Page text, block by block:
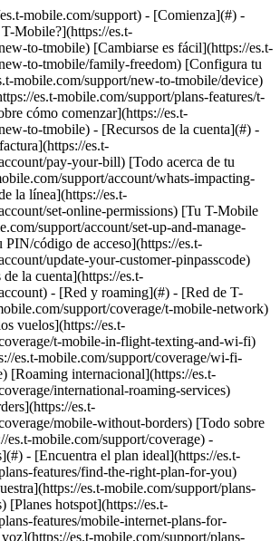
support/business) [ASISTENCIA](https://es.t-mobile.com/support) - [Comienza](#) - [¿Acabas de unirte a T-Mobile?](https://es.t-mobile.com/support/new-to-tmobile) - [Cambiarse es fácil](https://es.t-mobile.com/support/new-to-tmobile/family-freedom) - [Configura tu dispositivo](https://es.t-mobile.com/support/new-to-tmobile/device) - [Cómo usar la app](https://es.t-mobile.com/support/plans-features/t-mobile-app) - [Todo sobre cómo comenzar](https://es.t-mobile.com/support/new-to-tmobile) - [Recursos de la cuenta](#) - [Formas de pagar tu factura](https://es.t-mobile.com/support/account/pay-your-bill) - [Todo acerca de tu factura](https://es.t-mobile.com/support/account/whats-impacting-your-bill) - [Permisos de la línea](https://es.t-mobile.com/support/account/set-online-permissions) - [Tu T-Mobile ID](https://es.t-mobile.com/support/account/set-up-and-manage-your-t-mobile-id) - [Tu PIN/código de acceso](https://es.t-mobile.com/support/account/update-your-customer-pinpasscode) - [Todo sobre recursos de la cuenta](https://es.t-mobile.com/support/account) - [Red y roaming](#) - [Red de T-Mobile](https://es.t-mobile.com/support/coverage/t-mobile-network) - [Mensajes y wifi en los vuelos](https://es.t-mobile.com/support/coverage/t-mobile-in-flight-texting-and-wi-fi) - [Llamadas wifi](https://es.t-mobile.com/support/coverage/wi-fi-calling-from-t-mobile) - [Roaming internacional](https://es.t-mobile.com/support/coverage/international-roaming-services) - [Mobile Without Borders](https://es.t-mobile.com/support/coverage/mobile-without-borders) - [Todo sobre red y roaming](https://es.t-mobile.com/support/coverage) - [Asistencia de planes](#) - [Encuentra el plan ideal](https://es.t-mobile.com/support/plans-features/find-the-right-plan-for-you) - [Netflix por cuenta nuestra](https://es.t-mobile.com/support/plans-features/netflix-on-us) - [Planes hotspot](https://es.t-mobile.com/support/plans-features/mobile-internet-plans-for-hotspots) - [Correo de voz](https://es.t-mobile.com/support/plans-features/voicemail) - [Usa el Hotspot móvil](https://es.t-mobile.com/support/plans-features/smartphone-mobile-hotspot-wi-fi-sharing--tethering) - [Todo sobre asistencia de planes](https://es.t-mobile.com/support/plans-features) - [Asistencia de dispositivo](#) - [Tutoriales](https://es.t-mobile.com/support/tutorials) - [Resolución de problemas](https://es.t-mobile.com/support/phones-tablets-devices/troubleshooting) - [Desbloquear tu dispositivo](https://es.t-mobile.com/support/devices/unlock-your-mobile-wireless-device) - [Protege tu dispositivo](https://es.t-mobile.com/support/devices/protectionandlt360andgt-and-device-protection) - [Tarjeta SIM e eSIM](https://es.t-mobile.com/support/devices/sim-esim) - [Asistencia para dispositivos](https://es.t-mobile.com/support/phones-tablets-devices) - [Asistencia para empresas](#) - [Obtén T-Mobile para Empresas](https://es.t-mobile.com/support/business/new-to-business) - [Facturación y pagos](https://es.t-mobile.com/support/business/billing) - [Administra tu cuenta](https://es.t-mobile.com/support/business/account) - [Pedidos y compras](https://es.t-mobile.com/support/business/orders-shopping) - [Regístrate en Account Hub](https://es.t-mobile.com/support/business/account-hub-registration) - [Todo sobre asistencia para empresas](https://es.t-mobile.com/support/business) [Asistencia](https://es.t-mobile.com/support/) [Planes y funciones](https://es.t-mobile.com/support/community/plans-features) # Planes y servicios prepagados 0 Added! [](https://es.t-mobile.com) ### Administrar enlaces Haz clic en cualquier [available links](https://es.t-mobile.com) to add. Haz clic en cualquier [added links](https://es.t-mobile.com) to remove. Enlaces con [no highlight](https://es.t-mobile.com) can't be sent. Listo (0 Links) T-Mobile tiene varios planes prepagado que se ajustan a lo que necesites. Aprende cómo administrar tu plan y aprovechar al máximo tus servicios. ## En esta página: - [Administra tu plan](https://es.t-mobile.com#steps1) - [Precios y descuentos](https://es.t-mobile.com#steps2) - [Cámbiate a una cuenta con servicio pospagado de T-Mobile](https://es.t-mobile.com#steps3) - [Cámbiate de T-Mobile pospagado a T-Mobile Prepagado](https://es.t-mobile.com#steps6) - [Planes de servicio prepagado descontinuados](https://es.t-mobile.com#steps4) - [Términos completos](https://es.t-mobile.com#steps5) ## [](https://es.t-mobile.com)Administra tu plan Gestiona tu cuenta en línea para hacer pagos, cambiar tus servicios y optar por opciones generales de administración de la cuenta. 1. Visita [www.prepaid.t-mobile.com](https://es.prepaid.t-mobile.com/home) 2. Selecciona __Mi T-Mobile__. 3. Selecciona __Log in (ingresar)__ o __Sign up (suscribirte)__. Consulta la página de [T-Mobile ID](https://es.t-mobile.com/support/account/set-up-and-manage-your-t-mobile-id) para obtener más información. 4. Selecciona __Line details (detalles de la línea)__ en la opción MyT-Mobile del menú de la página principal de tu cuenta. 5. Revisa o actualiza tu cuenta, por ejemplo: Detalles de la cuenta prepagada Tema Detalles Ver tu uso - Llamadas y mensajes - Datos Plan y servicios - Cambiar planes y servicio - Agregar pases On Demand Cargos mensuales - Productos activos - Plan - Cargos mensuales actuales Dispositivo - Cambiar un número telefónico - Ayuda ### Conoce más - Cambiar de plan en la mitad del ciclo puede requerir un pago si hay un incremento en el costo mensual. - Siempre se cobra el cargo mensual completo cuando se agregan servicios y funciones adicionales. - El límite de datos aumenta si hay un cambio de plan a mitad del ciclo, pero no restablece el uso; el nuevo límite de datos será la diferencia entre los datos que ya se usaron y los datos incluidos en el nuevo plan. ## [](https://es.t-mobile.com)Precios y descuentos - Las cuentas prepagadas pueden tener hasta 5 líneas en la misma cuenta. - Las líneas adicionales con planes elegibles recibirán servicios mensuales con descuento. - El descuento que reciba cada línea variará según el orden en que las agregues y el plan que tengas. - El descuento se aplica automáticamente a los cargos mensuales. - Puedes mezclar planes elegibles y no elegibles en la misma cuenta, pero so